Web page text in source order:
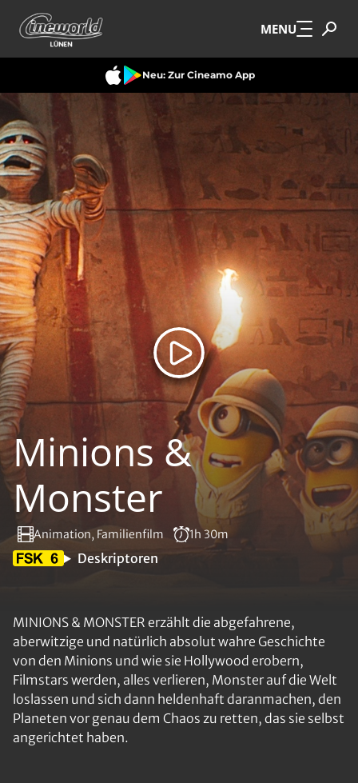
Zum Hauptinhalt springen MENU
Neu: Zur Cineamo App
Minions &
Monster
Animation, Familienfilm 1h 30m
Deskriptoren
MINIONS & MONSTER erzählt die abgefahrene,
aberwitzige und natürlich absolut wahre Geschichte
von den Minions und wie sie Hollywood erobern,
Filmstars werden, alles verlieren, Monster auf die Welt
loslassen und sich dann heldenhaft daranmachen, den
Planeten vor genau dem Chaos zu retten, das sie selbst
angerichtet haben.